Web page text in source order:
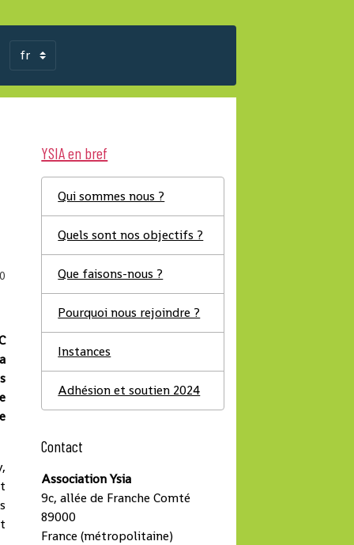
YSIA en bref
Qui sommes nous ?
Quels sont nos objectifs ?
Que faisons-nous ?
Pourquoi nous rejoindre ?
Instances
Adhésion et soutien 2024
Contact
Association Ysia
9c, allée de Franche Comté
89000
France (métropolitaine)